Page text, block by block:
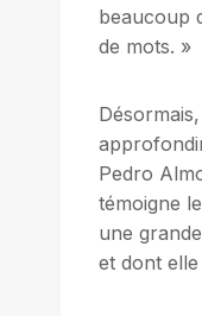
beaucoup
de mots. »
Pedro
témoigne
une
et dont